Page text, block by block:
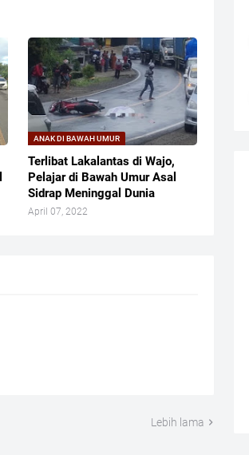
ANAK DI BAWAH UMUR
Terlibat Lakalantas di Wajo,
Pelajar di Bawah Umur Asal
Sidrap Meninggal Dunia
April 07, 2022
Lebih lama